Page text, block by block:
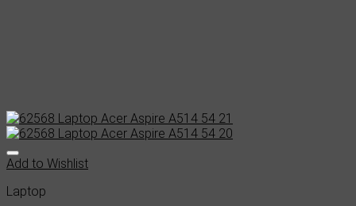
Add to Wishlist
Laptop